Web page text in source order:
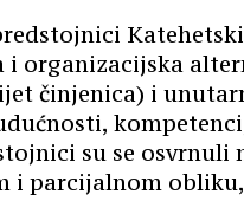
organizacijska
činjenica) i
su se
i parcijalnom